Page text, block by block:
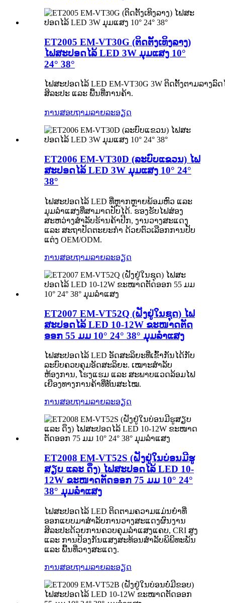
ET2005 EM-VT30G (ຕິດຕັ້ງເທິງລາງ)
ໄຟສະປອດໄລ້ LED 3W ມຸມແສງ 10°
24° 38°
ໄຟສະປອດໄລ້ LED EM-VT30G 3W ຕິດຕັ້ງຕາມລາງ
ສິລະປະ ແລະ ພື້ນທີ່ການຄ້າ.
ການສອບຖາມລາຍລະອຽດ
ET2006 EM-VT30D (ລະບົບແຂວນ) ໄຟ
ສະປອດໄລ້ LED 3W ມຸມແສງ 10° 24°
38°
ໄຟສະປອດໄລ້ LED ທີ່ຫຼາກຫຼາຍພ້ອມຫົວ ແລະ
ມຸມລຳແສງທີ່ສາມາດປັບໄດ້. ຮອງຮັບໄຟສ່ອງ
ສະຫວ່າງສຳລັບຮ້ານຄ້າປີກ, ງານວາງສະແດງ
ແລະ ສະຖາປັດຕະຍະກຳ ດ້ວຍຕົວເລືອກການປັບ
ແຕ່ງ OEM/ODM.
ການສອບຖາມລາຍລະອຽດ
ET2007 EM-VT52Q (ຝັງຢູ່ໃນຊຸດ) ໄຟ
ສະປອດໄລ້ LED 10-12W ຂະໜາດຕັດ
ອອກ 55 ມມ 10° 24° 38° ມຸມລຳແສງ
ໄຟສະປອດໄລ້ LED ອັດສະລິຍະທີ່ເຂົ້າກັນໄດ້ກັບ
ລະບົບຄວບຄຸມອັດສະລິຍະ. ເໝາະສຳລັບ
ຫ້ອງການ, ໂຮງແຮມ ແລະ ສະພາບແວດລ້ອມໄຟ
ເຍືອງທາງການຄ້າທີ່ທັນສະໄໝ.
ການສອບຖາມລາຍລະອຽດ
ET2008 EM-VT52S (ຝັງຢູ່ໃນບ່ອນມີຮູ
ສຽບ ແລະ ດຶງ) ໄຟສະປອດໄລ້ LED 10-
12W ຂະໜາດຕັດອອກ 75 ມມ 10° 24°
38° ມຸມລຳແສງ
ໄຟສະປອດໄລ້ LED ຕິດຕາມຄວາມແມ່ນຍໍາທີ່
ອອກແບບມາສໍາລັບການວາງສະແດງຜົນງານ
ສິລະປະດ້ວຍການຄວບຄຸມລໍາແສງແຄບ, CRI ສູງ
ແລະ ການປ້ອງກັນແສງສະທ້ອນສໍາລັບພິພິທະພັນ
ແລະ ພື້ນທີ່ວາງສະແດງ.
ການສອບຖາມລາຍລະອຽດ